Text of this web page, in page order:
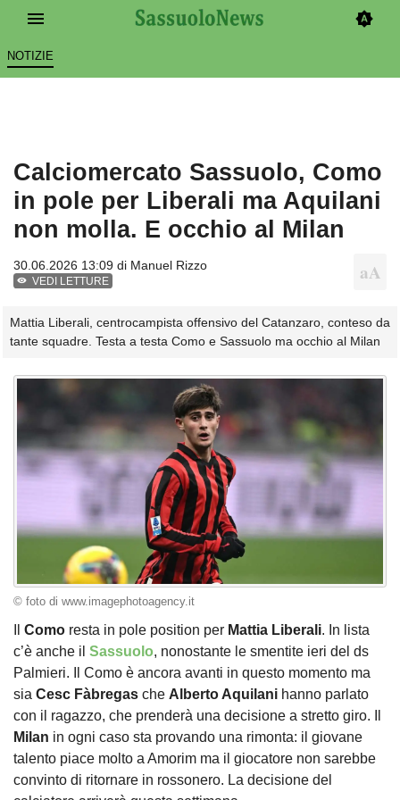
NOTIZIE
Calciomercato Sassuolo, Como
in pole per Liberali ma Aquilani
non molla. E occhio al Milan
30.06.2026 13:09 di Manuel Rizzo
VEDI LETTURE
Mattia Liberali, centrocampista offensivo del Catanzaro, conteso da
tante squadre. Testa a testa Como e Sassuolo ma occhio al Milan
© foto di www.imagephotoagency.it
Como resta in pole position per Mattia Liberali. In lista
c’è anche il Sassuolo, nonostante le smentite ieri del ds
Palmieri. Il Como è ancora avanti in questo momento ma
sia Cesc Fàbregas che Alberto Aquilani hanno parlato
con il ragazzo, che prenderà una decisione a stretto giro. Il
Milan in ogni caso sta provando una rimonta: il giovane
talento piace molto a Amorim ma il giocatore non sarebbe
convinto di ritornare in rossonero. La decisione del